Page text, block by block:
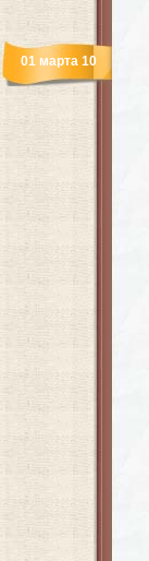
01 марта 10